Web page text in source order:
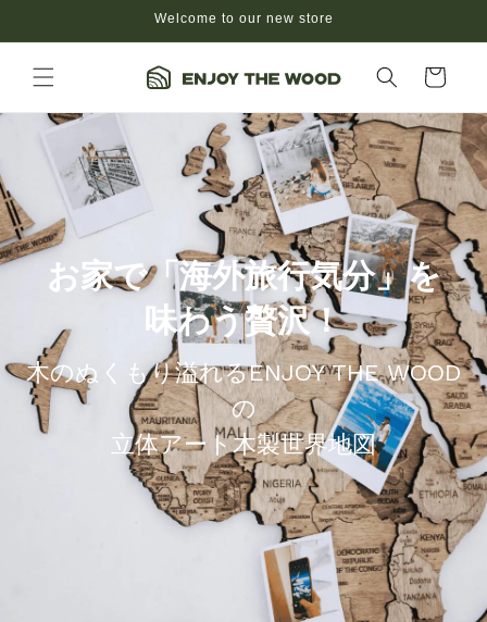
進む
Welcome to our new store
カ
ー
お家で「海外旅行気分」を
味わう贅沢！
木のぬくもり溢れるENJOY THE WOOD
の
立体アート木製世界地図